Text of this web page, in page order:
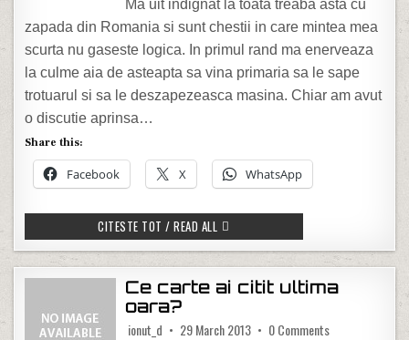
Ma uit indignat la toata treaba asta cu
zapada din Romania si sunt chestii in care mintea mea
scurta nu gaseste logica. In primul rand ma enerveaza
la culme aia de asteapta sa vina primaria sa le sape
trotuarul si sa le deszapezeasca masina. Chiar am avut
o discutie aprinsa…
Share this:
Facebook X WhatsApp
CITESTE TOT / READ ALL A DA LA LOPATA, A NU DA, A ASTEPTA
Ce carte ai citit ultima
oara?
ionut_d 29 March 2013 0 Commentson Ce carte ai